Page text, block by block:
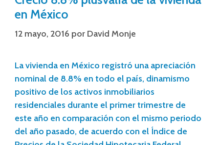
en México
12 mayo, 2016 por David Monje
La vivienda en México registró una apreciación
nominal de 8.8% en todo el país, dinamismo
positivo de los activos inmobiliarios
residenciales durante el primer trimestre de
este año en comparación con el mismo periodo
del año pasado, de acuerdo con el Índice de